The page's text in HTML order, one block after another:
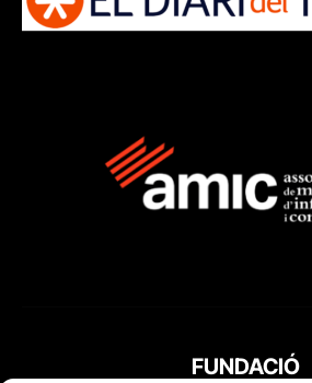
FUNDACIÓ